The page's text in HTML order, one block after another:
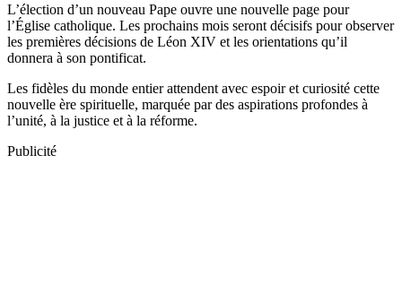
L’élection d’un nouveau Pape ouvre une nouvelle page pour
l’Église catholique. Les prochains mois seront décisifs pour observer
les premières décisions de Léon XIV et les orientations qu’il
donnera à son pontificat.
Les fidèles du monde entier attendent avec espoir et curiosité cette
nouvelle ère spirituelle, marquée par des aspirations profondes à
l’unité, à la justice et à la réforme.
Publicité